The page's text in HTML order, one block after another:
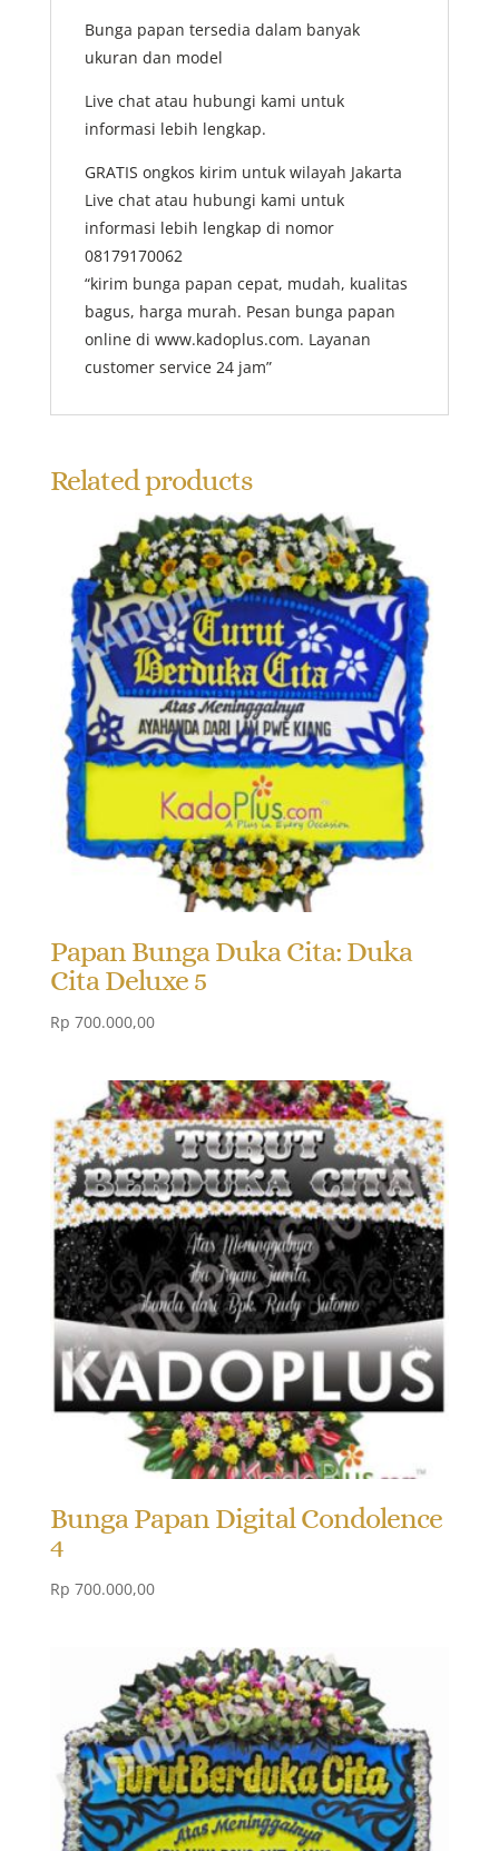
Bunga papan tersedia dalam banyak
ukuran dan model
Live chat atau hubungi kami untuk
informasi lebih lengkap.
GRATIS ongkos kirim untuk wilayah Jakarta
Live chat atau hubungi kami untuk
informasi lebih lengkap di nomor
08179170062
“kirim bunga papan cepat, mudah, kualitas
bagus, harga murah. Pesan bunga papan
online di www.kadoplus.com. Layanan
customer service 24 jam”
Related products
Papan Bunga Duka Cita: Duka
Cita Deluxe 5
Rp 700.000,00
Bunga Papan Digital Condolence
4
Rp 700.000,00